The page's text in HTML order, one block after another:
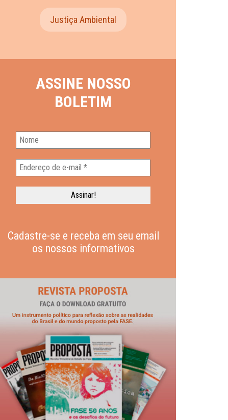
Justiça Ambiental
ASSINE NOSSO
BOLETIM
Cadastre-se e receba em seu email
os nossos informativos